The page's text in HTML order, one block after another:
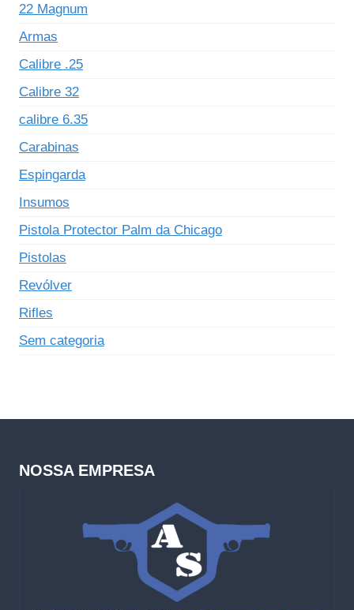
22 Magnum
Armas
Calibre .25
Calibre 32
calibre 6.35
Carabinas
Espingarda
Insumos
Pistola Protector Palm da Chicago
Pistolas
Revólver
Rifles
Sem categoria
NOSSA EMPRESA